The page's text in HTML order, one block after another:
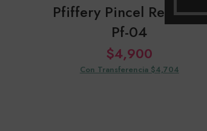
Pfiffery Pincel Redondo
Pf-04
$4,900
Con Transferencia $4,704